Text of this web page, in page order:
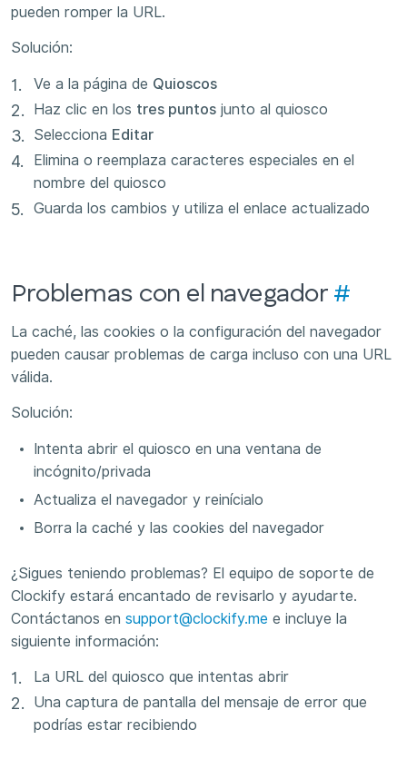
pueden romper la URL.
Solución:
Ve a la página de Quioscos
Haz clic en los tres puntos junto al quiosco
Selecciona Editar
Elimina o reemplaza caracteres especiales en el
nombre del quiosco
Guarda los cambios y utiliza el enlace actualizado
Problemas con el navegador #
La caché, las cookies o la configuración del navegador
pueden causar problemas de carga incluso con una URL
válida.
Solución:
Intenta abrir el quiosco en una ventana de
incógnito/privada
Actualiza el navegador y reinícialo
Borra la caché y las cookies del navegador
¿Sigues teniendo problemas? El equipo de soporte de
Clockify estará encantado de revisarlo y ayudarte.
Contáctanos en support@clockify.me e incluye la
siguiente información:
La URL del quiosco que intentas abrir
Una captura de pantalla del mensaje de error que
podrías estar recibiendo